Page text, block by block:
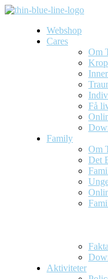
Webshop
Cares
Om
Få
Family
Om
Det
Fakta
Aktiviteter